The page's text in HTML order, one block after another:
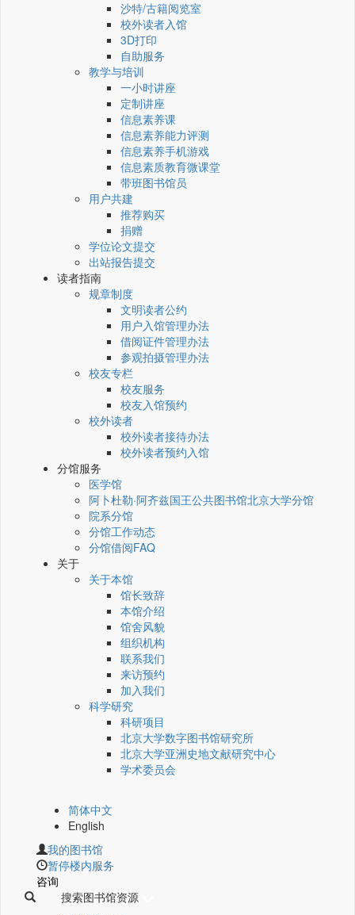
沙特/古籍阅览室
校外读者入馆
3D打印
自助服务
教学与培训
一小时讲座
定制讲座
信息素养课
信息素养能力评测
信息素养手机游戏
信息素质教育微课堂
带班图书馆员
用户共建
推荐购买
捐赠
学位论文提交
出站报告提交
读者指南
规章制度
文明读者公约
用户入馆管理办法
借阅证件管理办法
参观拍摄管理办法
校友专栏
校友服务
校友入馆预约
校外读者
校外读者接待办法
校外读者预约入馆
分馆服务
医学馆
阿卜杜勒·阿齐兹国王公共图书馆北京大学分馆
院系分馆
分馆工作动态
分馆借阅FAQ
关于
关于本馆
馆长致辞
本馆介绍
馆舍风貌
组织机构
联系我们
来访预约
加入我们
科学研究
科研项目
北京大学数字图书馆研究所
北京大学亚洲史地文献研究中心
学术委员会
简体中文
English
我的图书馆
暂停楼内服务
咨询
搜索图书馆资源